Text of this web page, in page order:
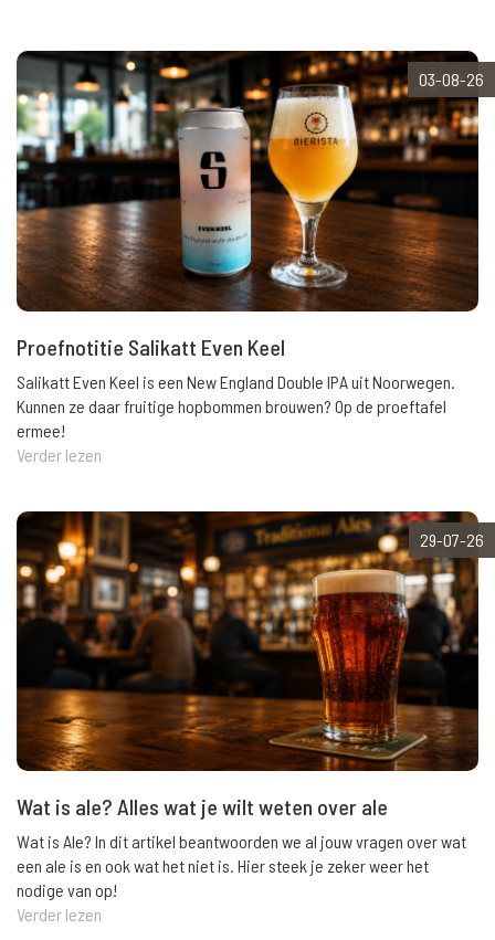
03-08-26
Proefnotitie Salikatt Even Keel
Salikatt Even Keel is een New England Double IPA uit Noorwegen.
Kunnen ze daar fruitige hopbommen brouwen? Op de proeftafel
ermee!
Verder lezen
29-07-26
Wat is ale? Alles wat je wilt weten over ale
Wat is Ale? In dit artikel beantwoorden we al jouw vragen over wat
een ale is en ook wat het niet is. Hier steek je zeker weer het
nodige van op!
Verder lezen